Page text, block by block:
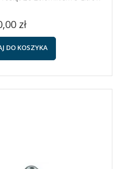
zł
DO KOSZYKA